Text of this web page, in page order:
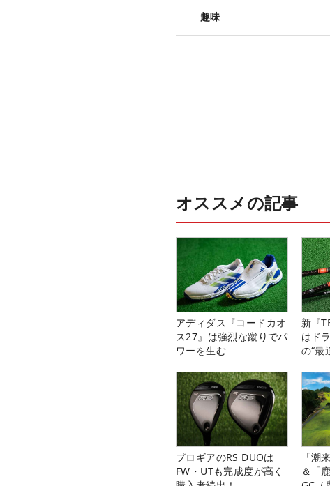
趣味
オススメの記事
アディダス『コードカオ
ス27』は強烈な蹴りでパ
ワーを生む
新『
はド
の“最
プロギアのRS DUOは
FW・UTも完成度が高く
「潮
＆「